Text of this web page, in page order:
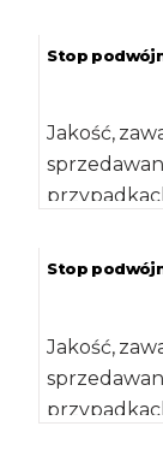
Stop
Jakość,
Stop
Jakość,